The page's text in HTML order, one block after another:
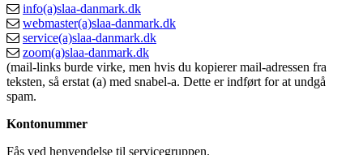
info(a)slaa-danmark.dk
webmaster(a)slaa-danmark.dk
service(a)slaa-danmark.dk
zoom(a)slaa-danmark.dk
(mail-links burde virke, men hvis du kopierer mail-adressen fra
teksten, så erstat (a) med snabel-a. Dette er indført for at undgå
spam.
Kontonummer
Fås ved henvendelse til servicegruppen.